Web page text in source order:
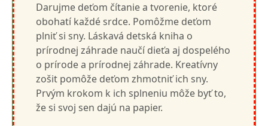
Darujme deťom čítanie a tvorenie, ktoré
obohatí každé srdce. Pomôžme deťom
plniť si sny. Láskavá detská kniha o
prírodnej záhrade naučí dieťa aj dospelého
o prírode a prírodnej záhrade. Kreatívny
zošit pomôže deťom zhmotniť ich sny.
Prvým krokom k ich splneniu môže byť to,
že si svoj sen dajú na papier.